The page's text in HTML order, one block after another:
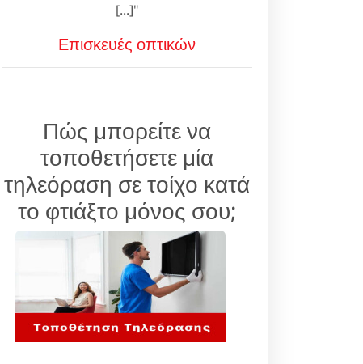
[...]"
Επισκευές οπτικών
Πώς μπορείτε να
τοποθετήσετε μία
τηλεόραση σε τοίχο κατά
το φτιάξτο μόνος σου;